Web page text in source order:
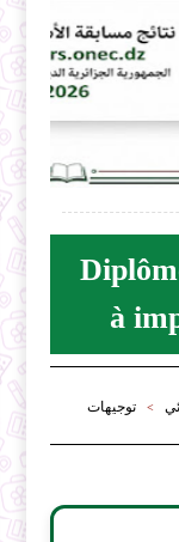
à
>
توجيهات